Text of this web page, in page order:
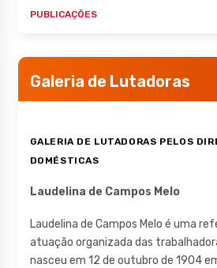
PUBLICAÇÕES
Galeria de Lutadoras
GALERIA DE LUTADORAS PELOS
DOMÉSTICAS
Laudelina de Campos Melo
Laudelina de Campos Melo é uma
atuação organizada das
nasceu em 12 de outubro de 1904